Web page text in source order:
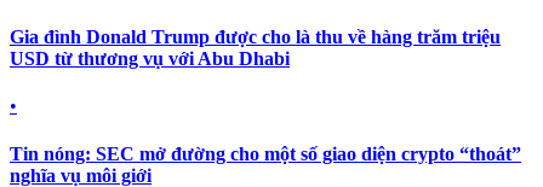
Gia đình Donald Trump được cho là thu về hàng trăm triệu
USD từ thương vụ với Abu Dhabi
•
Tin nóng: SEC mở đường cho một số giao diện crypto “thoát”
nghĩa vụ môi giới